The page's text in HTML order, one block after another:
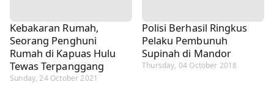
Kebakaran Rumah,
Seorang Penghuni
Rumah di Kapuas Hulu
Tewas Terpanggang
Sunday, 24 October 2021
Polisi Berhasil Ringkus
Pelaku Pembunuh
Supinah di Mandor
Thursday, 04 October 2018